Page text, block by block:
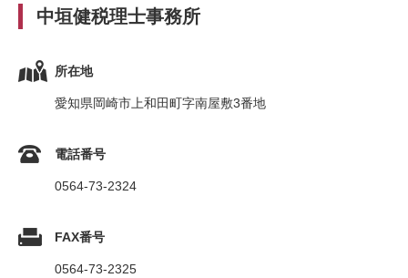
中垣健税理士事務所
所在地
愛知県岡崎市上和田町字南屋敷3番地
電話番号
0564-73-2324
FAX番号
0564-73-2325